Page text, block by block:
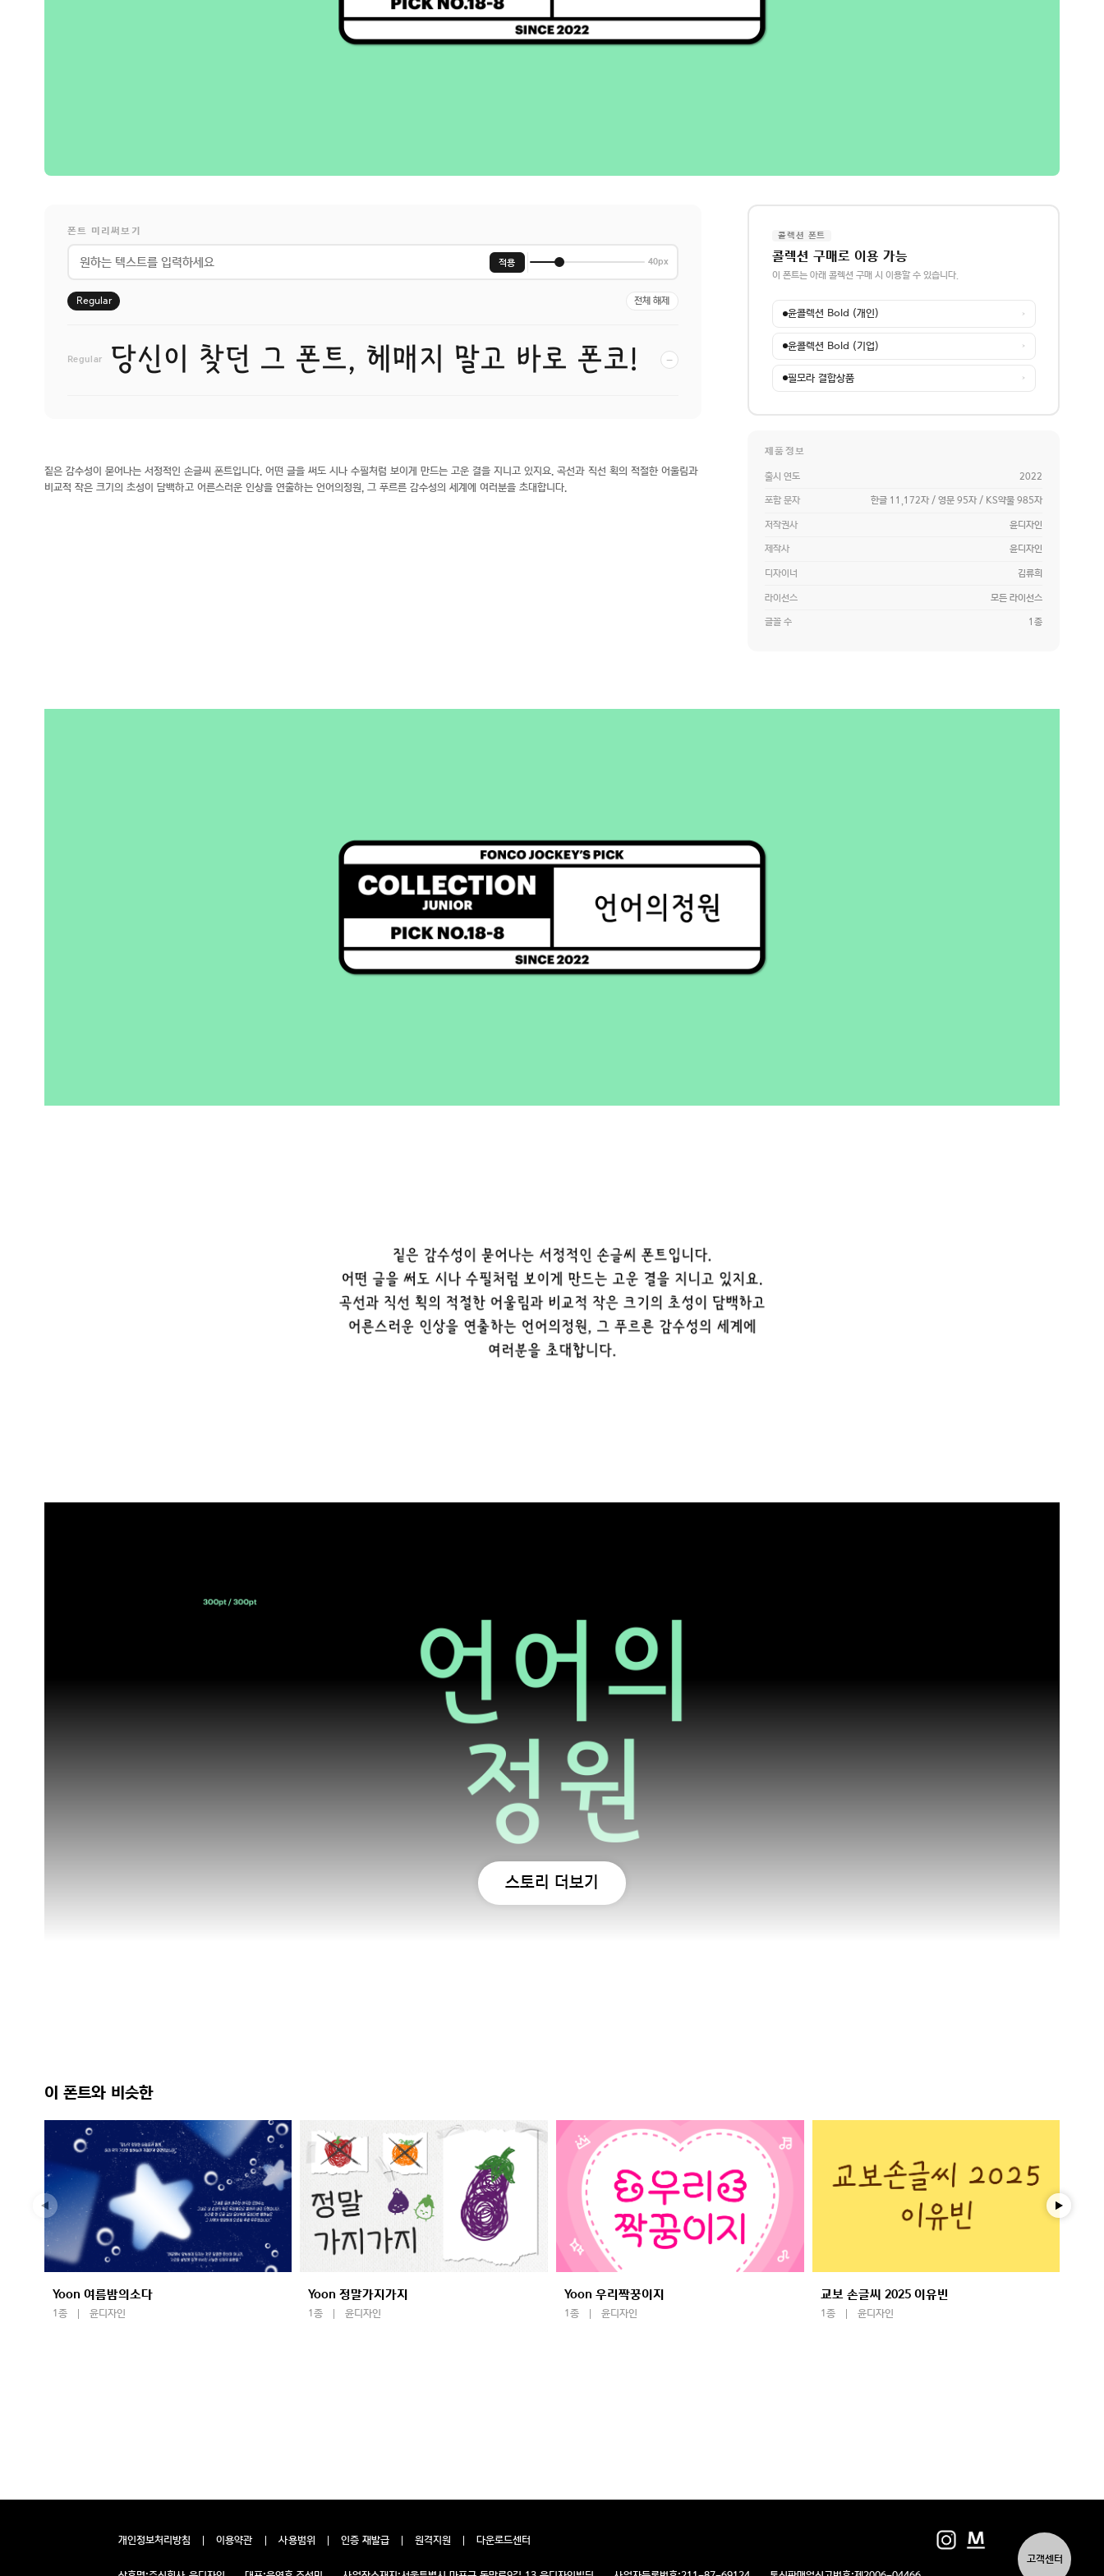
폰트 미리써보기
적용 40px
Regular 전체 해제
Regular 당신이 찾던 그 폰트, 헤매지 말고 바로 폰코! −
짙은 감수성이 묻어나는 서정적인 손글씨 폰트입니다. 어떤 글을 써도 시나 수필처럼 보이게 만드는 고운 결을 지니고 있지요. 곡선과 직선 획의 적절한 어울림과
비교적 작은 크기의 초성이 담백하고 어른스러운 인상을 연출하는 언어의정원, 그 푸르른 감수성의 세계에 여러분을 초대합니다.
콜렉션 폰트
콜렉션 구매로 이용 가능
이 폰트는 아래 콜렉션 구매 시 이용할 수 있습니다.
윤콜렉션 Bold (개인) →
윤콜렉션 Bold (기업) →
필모라 결합상품 →
제품정보
출시 연도 2022
포함 문자 한글 11,172자 / 영문 95자 / KS약물 985자
저작권사 윤디자인
제작사 윤디자인
디자이너 김류희
라이선스 모든 라이선스
글꼴 수 1종
스토리 더보기
이 폰트와 비슷한
Yoon 여름밤의소다
1종 윤디자인
Yoon 정말가지가지
1종 윤디자인
Yoon 우리짝꿍이지
1종 윤디자인
교보 손글씨 2025 이유빈
1종 윤디자인
고객센터
개인정보처리방침 이용약관 사용범위 인증 재발급 원격지원 다운로드센터